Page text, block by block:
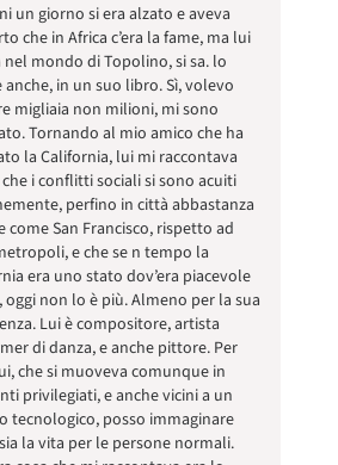
un giorno si era alzato e aveva
che in Africa c’era la fame, ma lui
nel mondo di Topolino, si sa. lo
anche, in un suo libro. Sì, volevo
migliaia non milioni, mi sono
Tornando al mio amico che ha
la California, lui mi raccontava
i conflitti sociali si sono acuiti
perfino in città abbastanza
come San Francisco, rispetto ad
e che se n tempo la
era uno stato dov’era piacevole
oggi non lo è più. Almeno per la sua
Lui è compositore, artista
di danza, e anche pittore. Per
che si muoveva comunque in
privilegiati, e anche vicini a un
tecnologico, posso immaginare
la vita per le persone normali.